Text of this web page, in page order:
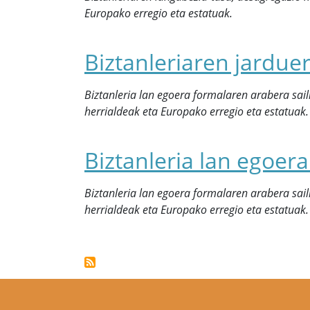
Europako erregio eta estatuak.
Biztanleriaren
Biztanleria lan egoera formalaren arabera
herrialdeak eta Europako erregio eta estatuak.
Biztanleria lan
Biztanleria lan egoera formalaren arabera
herrialdeak eta Europako erregio eta estatuak.